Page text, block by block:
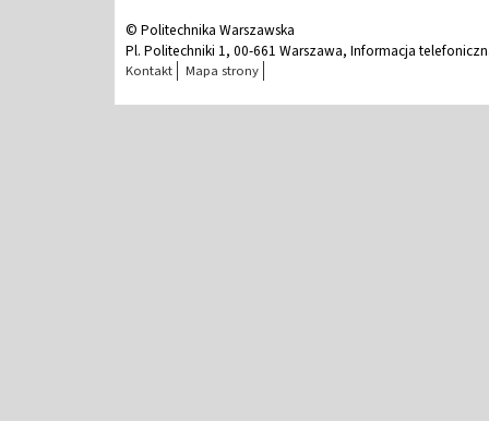
© Politechnika Warszawska
Pl. Politechniki 1, 00-661 Warszawa, Informacja
Kontakt Mapa strony